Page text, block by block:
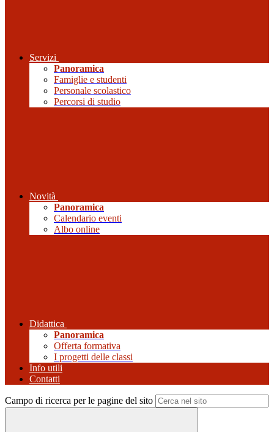
Servizi
Panoramica
Famiglie e studenti
Personale scolastico
Percorsi di studio
Novità
Panoramica
Calendario eventi
Albo online
Didattica
Panoramica
Offerta formativa
I progetti delle classi
Info utili
Contatti
Campo di ricerca per le pagine del sito